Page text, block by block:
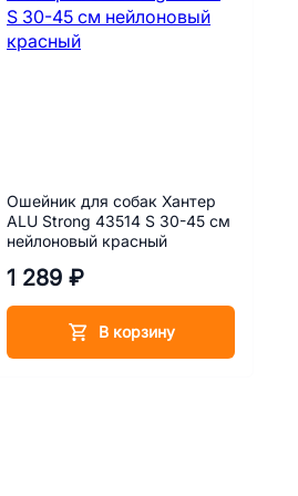
Ошейник для собак Хантер
ALU Strong 43514 S 30-45 см
нейлоновый красный
1 289 ₽
В корзину